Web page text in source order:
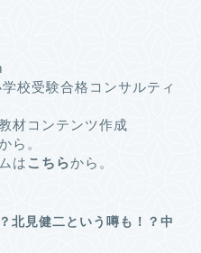
校受験合格コンサルティ
材コンテンツ作成
から。
はこちらから。
北見健二という噂も！？中